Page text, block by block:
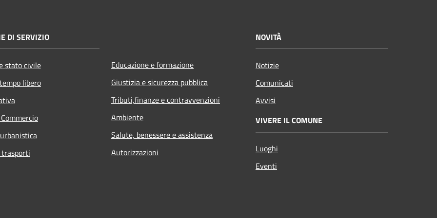
DI SERVIZIO
stato civile
libero
Educazione e formazione
Giustizia e sicurezza pubblica
Tributi,finanze e contravvenzioni
Ambiente
Salute, benessere e assistenza
Autorizzazioni
NOVITÀ
Notizie
Comunicati
Avvisi
VIVERE IL COMUNE
Luoghi
Eventi